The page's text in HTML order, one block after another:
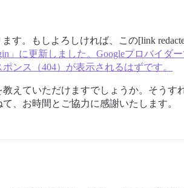
す。もしよろしければ、この[link
」に更新しました。Googleプロバイダ
ンス（404）が表示されるはずです。
えていただけますでしょうか。そうす
、お時間とご協力に感謝いたします。